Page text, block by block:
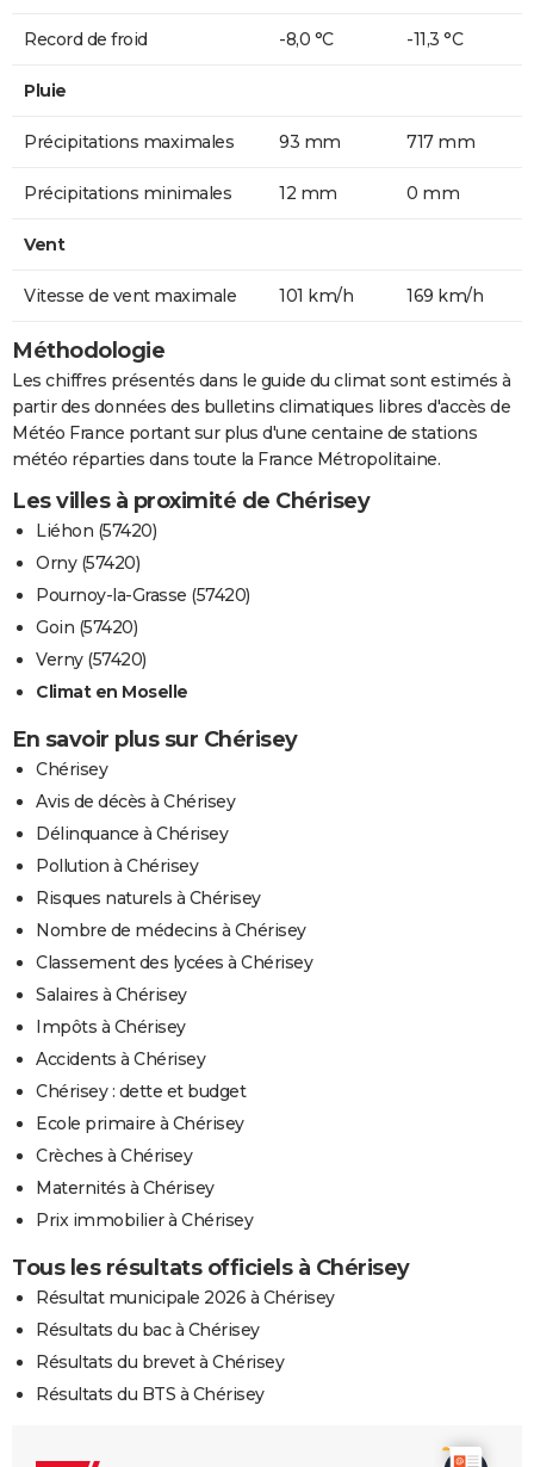
Record de froid -8,0 °C -11,3 °C
Pluie
Précipitations maximales 93 mm 717 mm
Précipitations minimales 12 mm 0 mm
Vent
Vitesse de vent maximale 101 km/h 169 km/h
Méthodologie
Les chiffres présentés dans le guide du climat sont estimés à
partir des données des bulletins climatiques libres d'accès de
Météo France portant sur plus d'une centaine de stations
météo réparties dans toute la France Métropolitaine.
Les villes à proximité de Chérisey
Liéhon (57420)
Orny (57420)
Pournoy-la-Grasse (57420)
Goin (57420)
Verny (57420)
Climat en Moselle
En savoir plus sur Chérisey
Chérisey
Avis de décès à Chérisey
Délinquance à Chérisey
Pollution à Chérisey
Risques naturels à Chérisey
Nombre de médecins à Chérisey
Classement des lycées à Chérisey
Salaires à Chérisey
Impôts à Chérisey
Accidents à Chérisey
Chérisey : dette et budget
Ecole primaire à Chérisey
Crèches à Chérisey
Maternités à Chérisey
Prix immobilier à Chérisey
Tous les résultats officiels à Chérisey
Résultat municipale 2026 à Chérisey
Résultats du bac à Chérisey
Résultats du brevet à Chérisey
Résultats du BTS à Chérisey